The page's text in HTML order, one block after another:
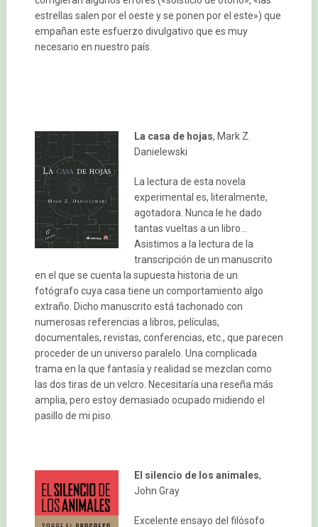
estrellas salen por el oeste y se ponen por el este») que
empañan este esfuerzo divulgativo que es muy
necesario en nuestro país.
La casa de hojas, Mark Z.
Danielewski
La lectura de esta novela
experimental es, literalmente,
agotadora. Nunca le he dado
tantas vueltas a un libro…
Asistimos a la lectura de la
transcripción de un manuscrito
en el que se cuenta la supuesta historia de un
fotógrafo cuya casa tiene un comportamiento algo
extraño. Dicho manuscrito está tachonado con
numerosas referencias a libros, películas,
documentales, revistas, conferencias, etc., que parecen
proceder de un universo paralelo. Una complicada
trama en la que fantasía y realidad se mezclan como
las dos tiras de un velcro. Necesitaría una reseña más
amplia, pero estoy demasiado ocupado midiendo el
pasillo de mi piso.
El silencio de los animales,
John Gray
Excelente ensayo del filósofo